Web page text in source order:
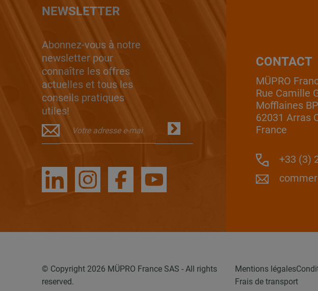
NEWSLETTER
Abonnez-vous à notre
newsletter pour
connaître les offres
actuelles et tous les
conseils pratiques
utiles!
CONTACT
MÜPRO
Rue Camille
Mofflaines
62031 Arras
France
+33 (3)
© Copyright 2026 MÜPRO France SAS - All rights
reserved.
Mentions légales
Frais de transport